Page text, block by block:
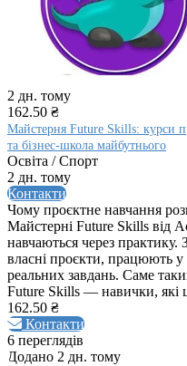
2 дн. тому
162.50 ₴
Майстерня Future Skills: курси
та бізнес-школа майбутнього
Освіта / Спорт
2 дн. тому
Контакти
Чому проєктне навчання
Майстерні Future Skills від
навчаються через практику.
власні проєкти, працюють у
реальних завдань. Саме
Future Skills — навички, які
162.50 ₴
Контакти
6 переглядів
Додано 2 дн. тому